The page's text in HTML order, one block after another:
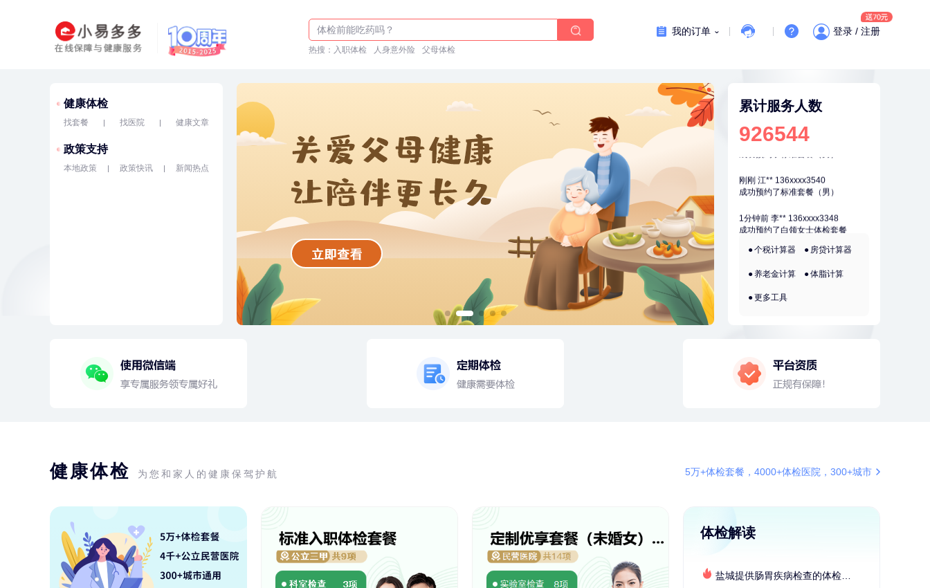
体检前能吃药吗？
十大理由告诉你为什么要买保险
热搜： 入职体检 人身意外险 父母体检
我的订单 登录 / 注册
健康体检
找套餐 找医院 健康文章
政策支持
本地政策 政策快讯 新闻热点
累计服务人数
926544
购买了五常稻花香2号大米
购买了固本堂阿胶糕传统口味400g
刚刚 江** 136xxxx3540
成功预约了标准套餐（男）
成功预约了标准套餐（男）
成功预约了白领女士体检套餐
购买了汤臣倍健水飞蓟葛根丹参片
2分钟前 姜** 147xxxx9029
成功预约了心脑血管强化体检套餐
成功预约了尊享版孕前套餐（女）
毛** 138xxxx7616
6分钟前 陈** 137xxxx2272
成功预约了精英体检套餐
7分钟前 肖** 153xxxx7553
刚刚 陆** 157xxxx7083
个税计算器 房贷计算器
养老金计算 体脂计算
更多工具
健康体检 为您和家人的健康保驾护航 5万+体检套餐，4000+体检医院，300+城市
体检解读
盐城提供肠胃疾病检查的体检套餐有哪些？体检机构有哪些选择？如何预约？